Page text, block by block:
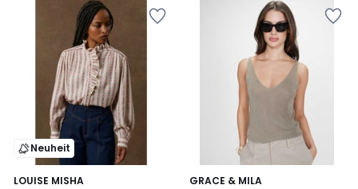
Neuheit
LOUISE MISHA
GRACE & MILA